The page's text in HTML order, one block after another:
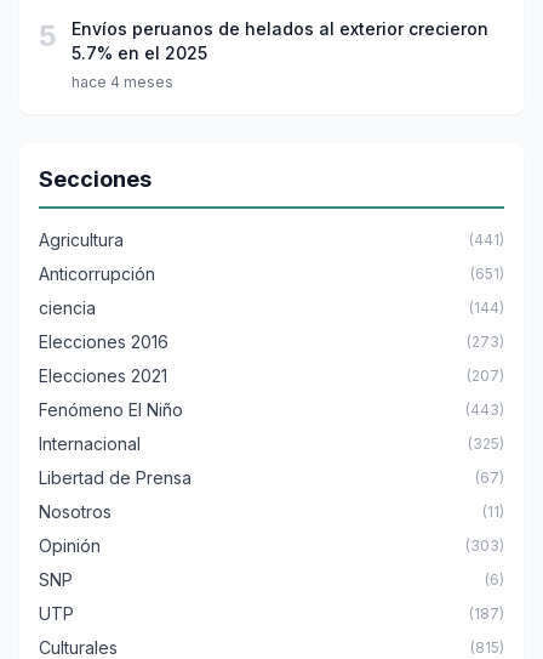
5
Envíos peruanos de helados al exterior crecieron
5.7% en el 2025
hace 4 meses
Secciones
Agricultura (441)
Anticorrupción (651)
ciencia (144)
Elecciones 2016 (273)
Elecciones 2021 (207)
Fenómeno El Niño (443)
Internacional (325)
Libertad de Prensa (67)
Nosotros (11)
Opinión (303)
SNP (6)
UTP (187)
Culturales (815)